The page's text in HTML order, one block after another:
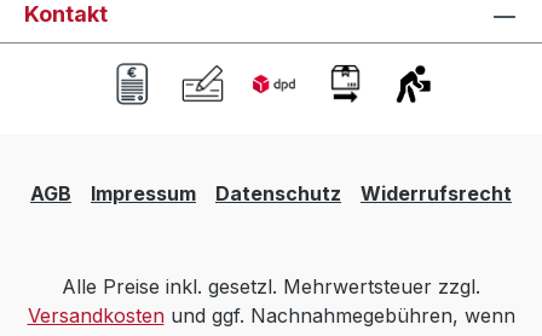
Kontakt
AGB Impressum Datenschutz Widerrufsrecht
Alle Preise inkl. gesetzl. Mehrwertsteuer zzgl.
Versandkostenund ggf. Nachnahmegebühren, wenn